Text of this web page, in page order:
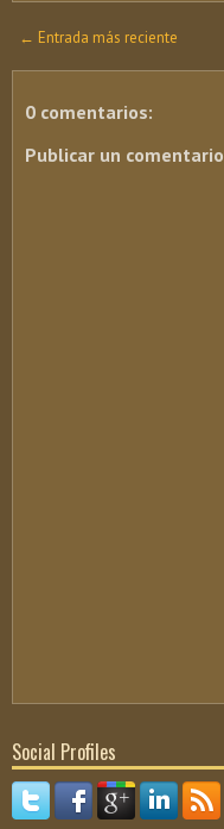
← Entrada más reciente
0 comentarios:
Publicar un comentario
Social Profiles